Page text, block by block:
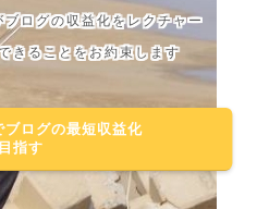
ログの収益化をレクチャー
きることをお約束します
ブログの最短収益化
指す